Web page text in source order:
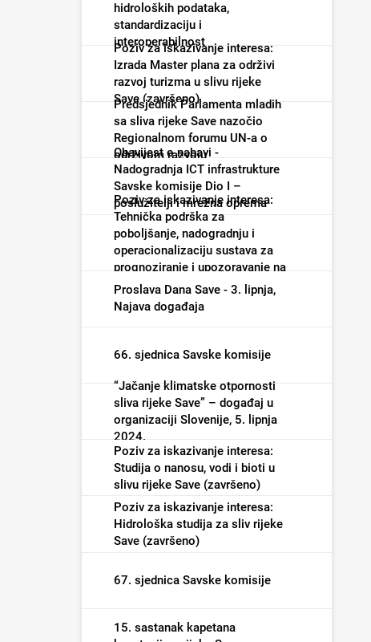
hidroloških podataka,
standardizaciju i
interoperabilnost
Poziv za iskazivanje interesa:
Izrada Master plana za održivi
razvoj turizma u slivu rijeke
Save (završeno)
Predsjednik Parlamenta mladih
sa sliva rijeke Save nazočio
Regionalnom forumu UN-a o
održivom razvoju
Obavijest o nabavi -
Nadogradnja ICT infrastrukture
Savske komisije Dio I –
poslužitelji i mrežna oprema
(završeno)
Poziv za iskazivanje interesa:
Tehnička podrška za
poboljšanje, nadogradnju i
operacionalizaciju sustava za
prognoziranje i upozoravanje na
poplave i male vode (završeno)
Proslava Dana Save - 3. lipnja,
Najava događaja
66. sjednica Savske komisije
“Jačanje klimatske otpornosti
sliva rijeke Save” – događaj u
organizaciji Slovenije, 5. lipnja
2024.
Poziv za iskazivanje interesa:
Studija o nanosu, vodi i bioti u
slivu rijeke Save (završeno)
Poziv za iskazivanje interesa:
Hidrološka studija za sliv rijeke
Save (završeno)
67. sjednica Savske komisije
15. sastanak kapetana